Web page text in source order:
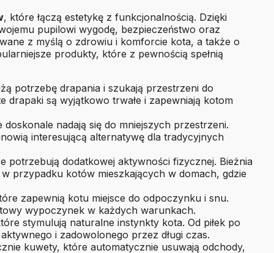
, które łączą estetykę z funkcjonalnością. Dzięki
pupilowi wygodę, bezpieczeństwo oraz
z myślą o zdrowiu i komforcie kota, a także o
produkty, które z pewnością spełnią
potrzebę drapania i szukają przestrzeni do
drapaki są wyjątkowo trwałe i zapewniają kotom
nadają się do mniejszych przestrzeni.
interesującą alternatywę dla tradycyjnych
dodatkowej aktywności fizycznej. Bieżnia
przypadku kotów mieszkających w domach, gdzie
zapewnią kotu miejsce do odpoczynku i snu.
wypoczynek w każdych warunkach.
stymulują naturalne instynkty kota. Od piłek po
i zadowolonego przez długi czas.
kuwety, które automatycznie usuwają odchody,